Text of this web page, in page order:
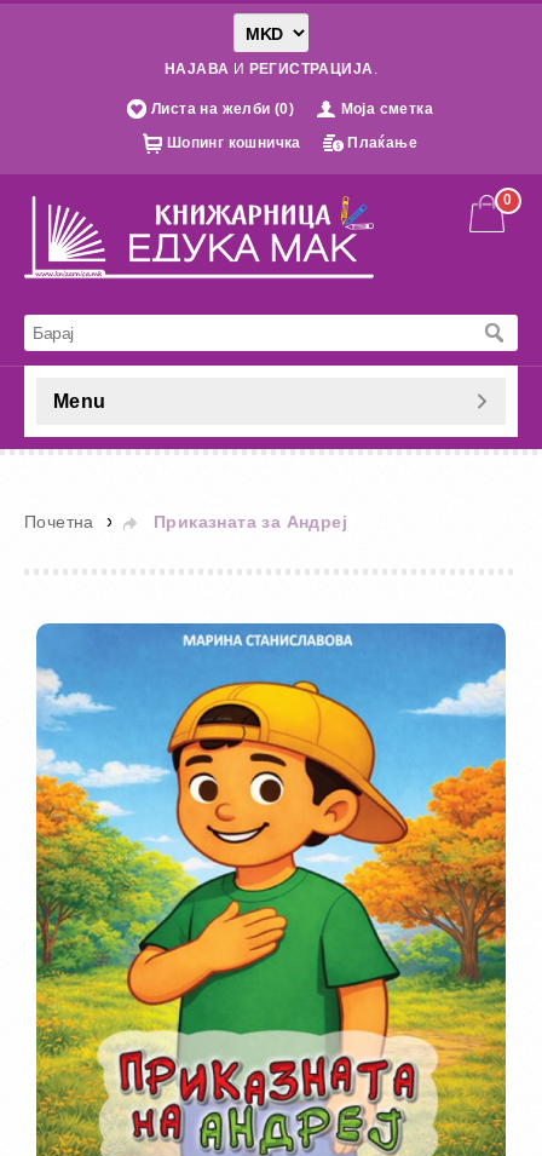
НАЈАВА И РЕГИСТРАЦИЈА.
Листа на желби (0)
Моја сметка
Шопинг кошничка
Плаќање
0
Menu
Почетна » Приказната за Андреј